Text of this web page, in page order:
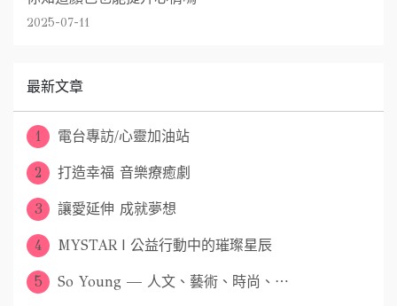
2025-07-11
最新文章
1 電台專訪/心靈加油站
2 打造幸福 音樂療癒劇
3 讓愛延伸 成就夢想
4 MYSTAR | 公益行動中的璀璨星辰
5 So Young — 人文、藝術、時尚、⋯